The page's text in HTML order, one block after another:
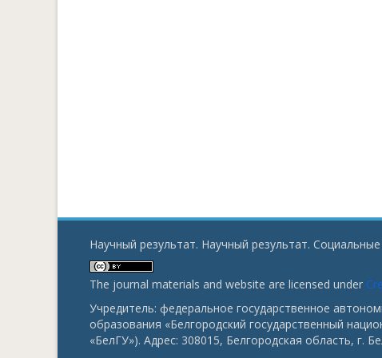
Научный результат. Научный результат.
The journal materials and website are licensed under
Учредитель: федеральное государственное
образования «Белгородский государственный
«БелГУ»). Адрес: 308015, Белгородская область, г.